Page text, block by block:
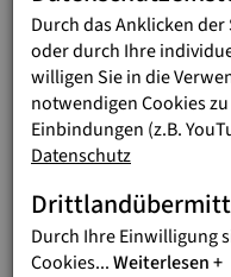
IN
Durch das Anklicken
oder durch Ihre
willigen Sie in die
notwendigen Cookies
Einbindungen (z.B.
Datenschutz
Durch Ihre Einwilligung
Cookies...Weiterlesen